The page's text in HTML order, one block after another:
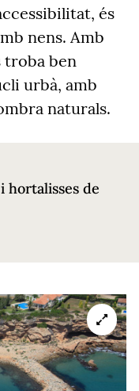
és
nens. Amb
troba ben
urbà, amb
naturals.
hortalisses de